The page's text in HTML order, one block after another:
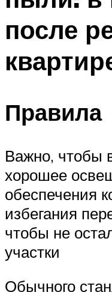
после
Правила
Важно, чтобы
хорошее
обеспечения
избегания
чтобы не
участки
Обычного